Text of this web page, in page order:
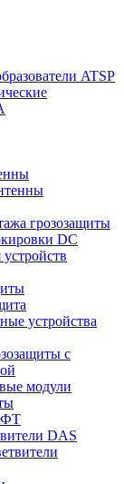
ATSP
грозозащиты
DC
устройства
с
модули
DAS